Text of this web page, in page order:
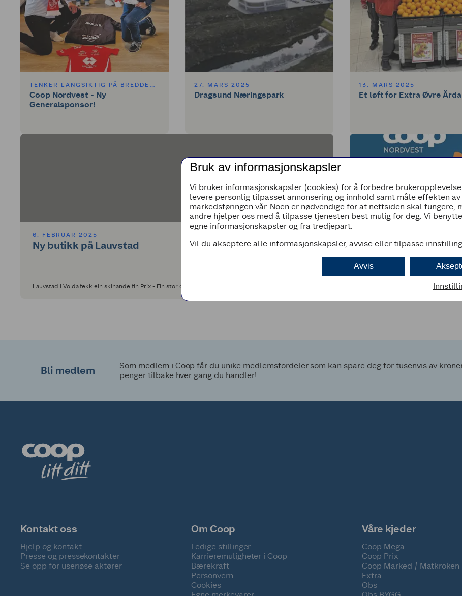
TENKER LANGSIKTIG PÅ BREDDEN SAMMEN MED AKSLA IL
Coop Nordvest - Ny
Generalsponsor!
27. MARS 2025
Dragsund Næringspark
13. MARS 2025
Et løft for Extra Øvre
6. FEBRUAR 2025
Ny butikk på Lauvstad
Lauvstad i Volda fekk ein skinande fin Prix - Ein stor og glad dag for butikken og bygda
Vi dobler
Bli medlem
Som medlem i Coop får du unike medlemsfordeler som kan spare deg for tusenvis av
penger tilbake hver gang du handler!
Kontakt oss
Hjelp og kontakt
Presse og pressekontakter
Se opp for useriøse aktører
Om Coop
Ledige stillinger
Karrieremuligheter i Coop
Bærekraft
Personvern
Cookies
Våre kjeder
Coop Mega
Coop Prix
Coop Marked / Matkroken
Extra
Obs
Bruk av informasjonskapsler
Vi bruker informasjonskapsler (cookies) for å forbedre
levere personlig tilpasset annonsering og innhold samt måle effekten av
markedsføringen vår. Noen er nødvendige for at nettsiden skal fungere,
andre hjelper oss med å tilpasse tjenesten best mulig for deg. Vi
egne informasjonskapsler og fra tredjepart.
Vil du akseptere alle informasjonskapsler, avvise eller tilpasse
Avvis